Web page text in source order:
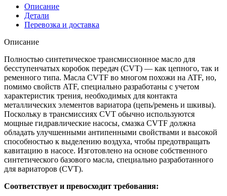
Описание
Детали
Перевозка и доставка
Описание
Полностью синтетическое трансмиссионное масло для
бесступенчатых коробок передач (CVT) — как цепного, так и
ременного типа. Масла CVTF во многом похожи на ATF, но,
помимо свойств ATF, специально разработаны с учетом
характеристик трения, необходимых для контакта
металлических элементов вариатора (цепь/ремень и шкивы).
Поскольку в трансмиссиях CVT обычно используются
мощные гидравлические насосы, смазка CVTF должна
обладать улучшенными антипенными свойствами и высокой
способностью к выделению воздуха, чтобы предотвращать
кавитацию в насосе. Изготовлено на основе собственного
синтетического базового масла, специально разработанного
для вариаторов (CVT).
Соответствует и превосходит требования: